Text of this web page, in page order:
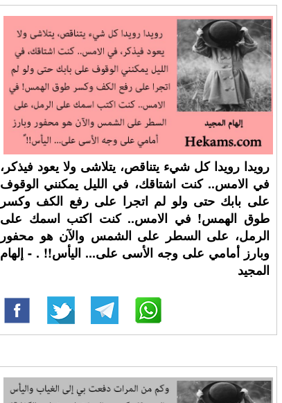
رويدا رويدا كل شيء يتناقص، يتلاشى ولا يعود فيذكر،
في الامس.. كنت اشتاقك، في الليل يمكنني الوقوف
على بابك حتى ولو لم اتجرا على رفع الكف وكسر
طوق الهمس! في الامس.. كنت اكتب اسمك على
الرمل، على السطر على الشمس والآن هو محفور
وبارز أمامي على وجه الأسى على... اليأس!! ⁧‫. - إلهام
المجيد